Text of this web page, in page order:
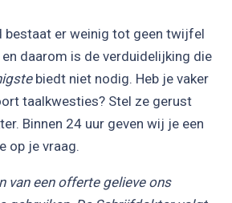
bestaat er weinig tot geen twijfel
daarom is de verduidelijking die
biedt niet nodig. Heb je vaker
taalkwesties? Stel ze gerust
Binnen 24 uur geven wij je een
op je vraag.
van een offerte gelieve ons